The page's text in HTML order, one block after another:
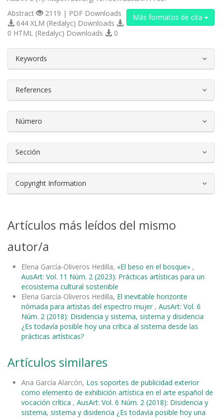
Más formatos de cita
Abstract
2119 | PDF Downloads
644 XLM (Redalyc) Downloads
0 HTML (Redalyc) Downloads
0
Keywords
References
Número
Sección
Copyright Information
Artículos más leídos del mismo
autor/a
Elena García-Oliveros Hedilla, «El beso en el bosque» ,
AusArt: Vol. 11 Núm. 2 (2023): Prácticas artísticas para un
ecosistema cultural sostenible
Elena García-Oliveros Hedilla, El inevitable horizonte
nómada para artistas del espectro mujer , AusArt: Vol. 6
Núm. 2 (2018): Disidencia y sistema, sistema y disidencia
¿Es todavía posible hoy una crítica al sistema desde las
prácticas artísticas?
Artículos similares
Ana García Alarcón, Los soportes de publicidad exterior
como elemento de exhibición artística en el arte español de
vocación crítica , AusArt: Vol. 6 Núm. 2 (2018): Disidencia y
sistema, sistema y disidencia ¿Es todavía posible hoy una